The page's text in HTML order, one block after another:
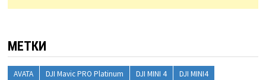
МЕТКИ
AVATA DJI Mavic PRO Platinum DJI MINI 4
DJI MINI4